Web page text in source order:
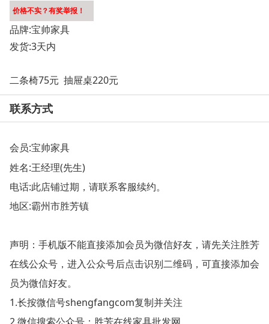
价格不实？有奖举报！
品牌:宝帅家具
发货:3天内
二条椅75元 抽屉桌220元
联系方式
会员:宝帅家具
姓名:王经理(先生)
电话:此店铺过期，请联系客服续约。
地区:霸州市胜芳镇
声明：手机版不能直接添加会员为微信好友，请先关注胜芳
在线公众号，进入公众号后点击识别二维码，可直接添加会
员为微信好友。
1.长按微信号shengfangcom复制并关注